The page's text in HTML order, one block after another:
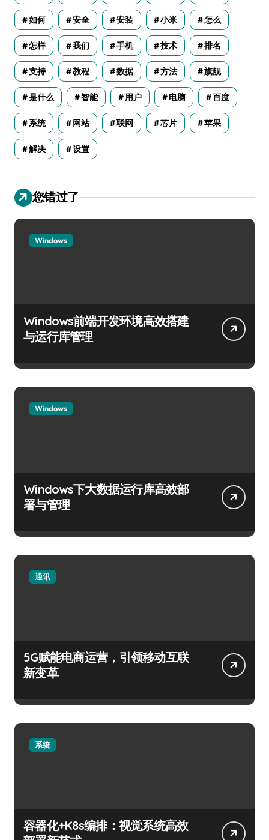
如何 安全 安装 小米 怎么
怎样 我们 手机 技术 排名
支持 教程 数据 方法 旗舰
是什么 智能 用户 电脑 百度
系统 网站 联网 芯片 苹果
解决 设置
您错过了
Windows
Windows前端开发环境高效搭建
与运行库管理
Windows
Windows下大数据运行库高效部
署与管理
通讯
5G赋能电商运营，引领移动互联
新变革
系统
容器化+K8s编排：视觉系统高效